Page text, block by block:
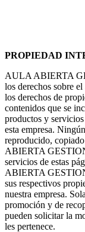
PROPIEDAD
AULA ABIERTA
los derechos sobre
los derechos de
contenidos que se
productos y
esta empresa.
reproducido,
ABIERTA
servicios de estas
ABIERTA
sus respectivos
nuestra empresa.
promoción y de
pueden solicitar la
les pertenece.